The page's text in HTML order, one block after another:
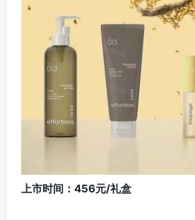
上市时间：456元/礼盒